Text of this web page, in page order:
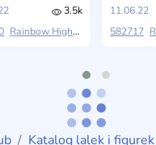
Rainbow Vision
3.5k
Rainbow High MGA
11.06.22
582717
Katalog lalek i figurek